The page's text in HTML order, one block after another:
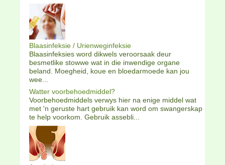
Blaasinfeksie / Urienweginfeksie
Blaasinfeksies word dikwels veroorsaak deur
besmetlike stowwe wat in die inwendige organe
beland. Moegheid, koue en bloedarmoede kan jou
wee...
Watter voorbehoedmiddel?
Voorbehoedmiddels verwys hier na enige middel wat
met 'n geruste hart gebruik kan word om swangerskap
te help voorkom. Gebruik assebli...